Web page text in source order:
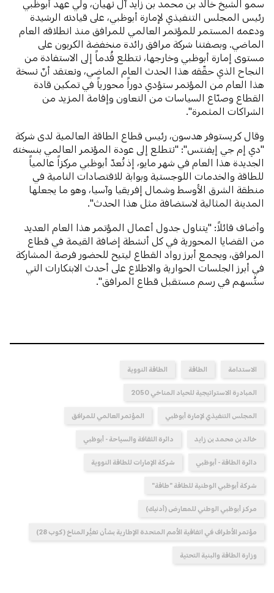
سمو الشيخ خالد بن محمد بن زايد آل نهيان، ولي عهد أبوظبي
رئيس المجلس التنفيذي لإمارة أبوظبي، على قيادته الرشيدة
ودعمه المستمر للمؤتمر العالمي للمرافق منذ انطلاقه العام
الماضي. وبصفتنا شركة مرافق رائدة منخفضة الكربون على
مستوى إمارة أبوظبي وخارجها، نتطلع قُدماً إلى الاستفادة من
النجاح الذي حقّقه هذا الحدث العام الماضي، ونعتقد أنّ نسخة
هذا العام من المؤتمر ستؤدي دوراً محورياً في تمكين قادة
القطاع وصنّاع السياسات من التعاون وإقامة المزيد من
الشراكات المثمرة".
وقال كريستوفر هدسون، رئيس قطاع الطاقة العالمية لدى شركة
"دي إم جي إيفنتس": "نتطلع إلى عودة المؤتمر العالمي بنسخته
الجديدة هذا العام في شهر مايو، إذ تُعدّ أبوظبي مركزاً عالمياً
للطاقة والخدمات اللوجستية وبوابة للاقتصادات النامية في
منطقة الشرق الأوسط وشمال إفريقيا وآسيا، وهو ما يجعلها
المدينة المثالية لاستضافة مثل هذا الحدث".
وأضاف قائلاً: "يتناول جدول أعمال المؤتمر هذا العام العديد
من القضايا المحورية في كل أنشطة إضافة القيمة في قطاع
المرافق، ويجمع أبرز رواد القطاع ليتيح للحضور فرصة المشاركة
في أبرز الجلسات الحوارية والاطلاع على أحدث الابتكارات التي
ستُسهم في رسم مستقبل قطاع المرافق".
الاستدامة الطاقة الطاقة النووية
المبادرة الاستراتيجية للحياد المناخي 2050
المجلس التنفيذي لإمارة أبوظبي المؤتمر العالمي للمرافق
خالد بن محمد بن زايد دائرة الثقافة والسياحة - أبوظبي
دائرة الطاقة - أبوظبي شركة الإمارات للطاقة النووية
شركة أبوظبي الوطنية للطاقة "طاقة"
مركز أبوظبي الوطني للمعارض (أدنيك)
مؤتمر الأطراف في اتفاقية الأمم المتحدة الإطارية بشأن تغيُّر المناخ (كوب 28)
وزارة الطاقة والبنية التحتية